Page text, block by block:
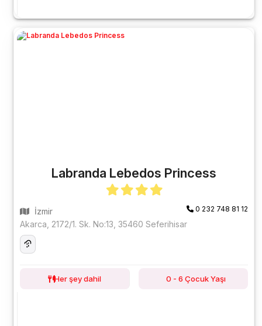
Labranda Lebedos Princess
İzmir 0 232 748 81 12
Akarca, 2172/1. Sk. No:13, 35460 Seferihisar
Her şey dahil 0 - 6 Çocuk Yaşı